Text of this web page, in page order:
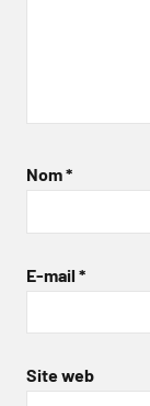
Nom*
E-mail *
Site web